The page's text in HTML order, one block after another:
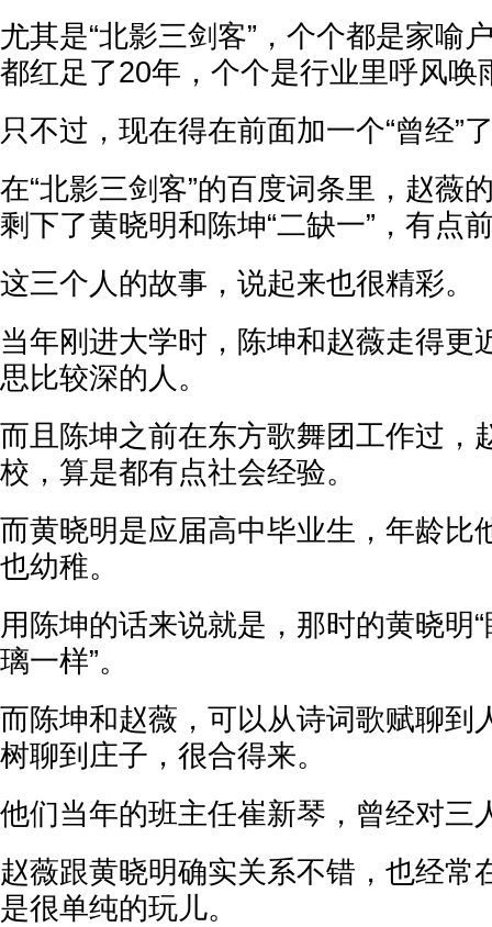
尤其是“北影三剑客”，个个都是家喻
都红足了20年，个个是行业里呼风唤
只不过，现在得在前面加一个“曾经”
在“北影三剑客”的百度词条里，赵薇
剩下了黄晓明和陈坤“二缺一”，有点
这三个人的故事，说起来也很精彩。
当年刚进大学时，陈坤和赵薇走得更
思比较深的人。
而且陈坤之前在东方歌舞团工作过，
校，算是都有点社会经验。
而黄晓明是应届高中毕业生，年龄比
也幼稚。
用陈坤的话来说就是，那时的黄晓明
璃一样”。
而陈坤和赵薇，可以从诗词歌赋聊到
树聊到庄子，很合得来。
他们当年的班主任崔新琴，曾经对三
赵薇跟黄晓明确实关系不错，也经常
是很单纯的玩儿。